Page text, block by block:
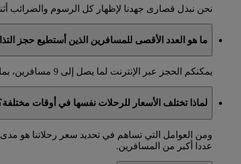
نحن نبذل قصارى جهدنا لإظهار كل الرسوم والضرائب
ما هو العدد الأقصى للمسافرين الذين أستطيع حجز
يمكنكم الحجز عبر الإنترنت لما يصل إلى 9 مسافرين، بما في ذلك جميع البالغين والأطفال المسافرين معكم.
لماذا تختلف الأسعار للرحلات نفسها في أوقات
ومن العوامل التي تساهم في تحديد سعر رحلاتنا هو
عددا أكبر من المسافرين.